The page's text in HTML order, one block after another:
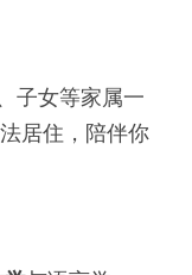
居住，陪伴你